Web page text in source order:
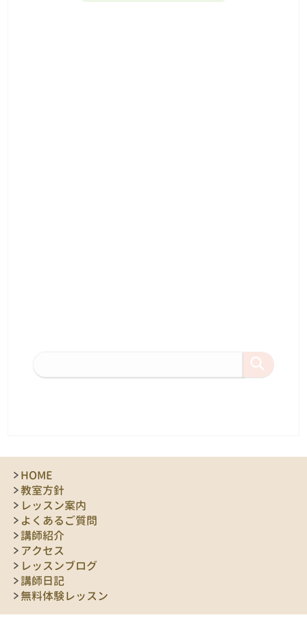
HOME
教室方針
レッスン案内
よくあるご質問
講師紹介
アクセス
レッスンブログ
講師日記
無料体験レッスン